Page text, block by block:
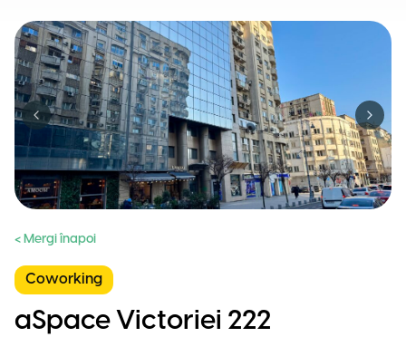
Previous slide Next
< Mergi înapoi
Coworking
aSpace Victoriei 222